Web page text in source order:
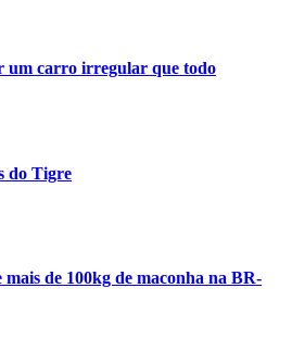
um carro irregular que todo
do Tigre
de 100kg de maconha na BR-